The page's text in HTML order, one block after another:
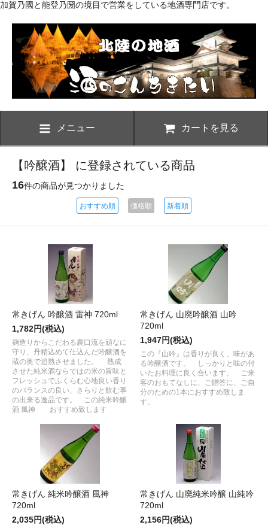
加賀乃國と能登乃圀の境目で営業をしている地酒専門店です。
メニュー カートを見る
【吟醸酒】 に登録されている商品
16件の商品が見つかりました
おすすめ順 価格順 新着順
常きげん 吟醸酒 雷神 720ml
1,782円(税込)
麹造りからこだわる農口流を頑なに
守り、丹精込めて仕込んだ吟醸酒を
蔵の奥で追熟させました。 熟成
させた純米酒ならではの米の旨味と
フレッシュでふくらむ心地良い香り
のバランスの良い、さらりと飲む事
の出来る逸品です。 この純米吟醸
酒 風神 おすすめ致します
常きげん 山廃吟醸酒 山吟
720ml
1,947円(税込)
この『山吟』は香りが良く、味があ
る吟醸酒です。 しっかりと味の付
いたお料理に良く合います。 ご来
客のおもてなしに、ご贈答に、ご自
分のための1本におすすめ致しま
す。
常きげん 純米吟醸酒 風神
720ml
2,035円(税込)
常きげん 山廃純米吟醸 山純吟
720ml
2,156円(税込)